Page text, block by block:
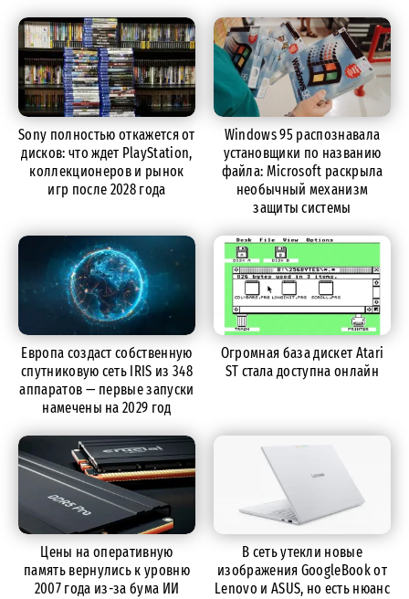
Sony полностью откажется от
дисков: что ждет PlayStation,
коллекционеров и рынок
игр после 2028 года
Windows 95 распознавала
установщики по названию
файла: Microsoft раскрыла
необычный механизм
защиты системы
Европа создаст собственную
спутниковую сеть IRIS из 348
аппаратов — первые запуски
намечены на 2029 год
Огромная база дискет Atari
ST стала доступна онлайн
Цены на оперативную
память вернулись к уровню
2007 года из-за бума ИИ
В сеть утекли новые
изображения GoogleBook от
Lenovo и ASUS, но есть нюанс